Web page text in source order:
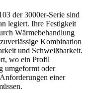
der 3000er-Serie sind
legiert. Ihre Festigkeit
Wärmebehandlung
Kombination
und Schweißbarkeit.
wo ein Profil
umgeformt oder
einer